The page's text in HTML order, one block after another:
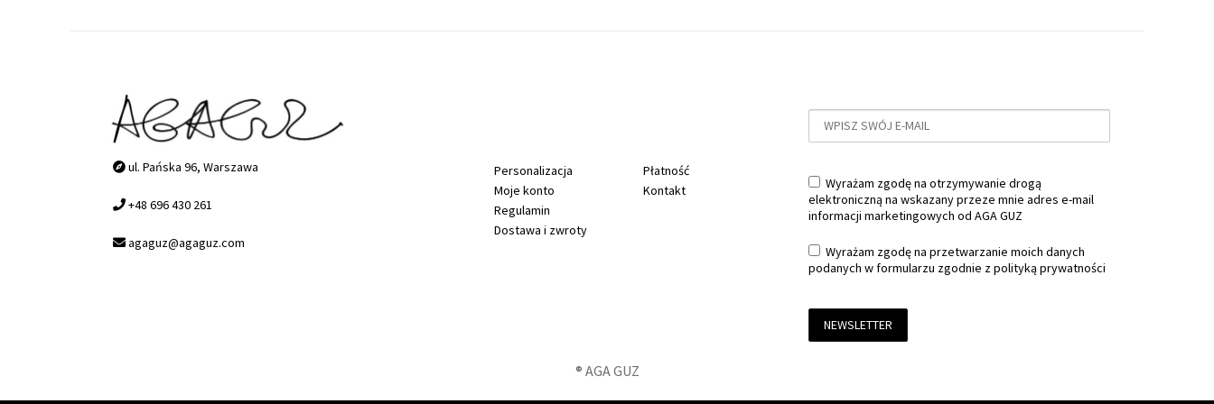
t
ul. Pańska 96, Warszawa
+48 696 430 261
agaguz@agaguz.com
Personalizacja
Moje konto
Regulamin
Dostawa i zwroty
Płatność
Kontakt
Wyrażam zgodę na otrzymywanie drogą
elektroniczną na wskazany przeze mnie adres e-mail
informacji marketingowych od AGA GUZ
Wyrażam zgodę na przetwarzanie moich danych
podanych w formularzu zgodnie z polityką prywatności
® AGA GUZ